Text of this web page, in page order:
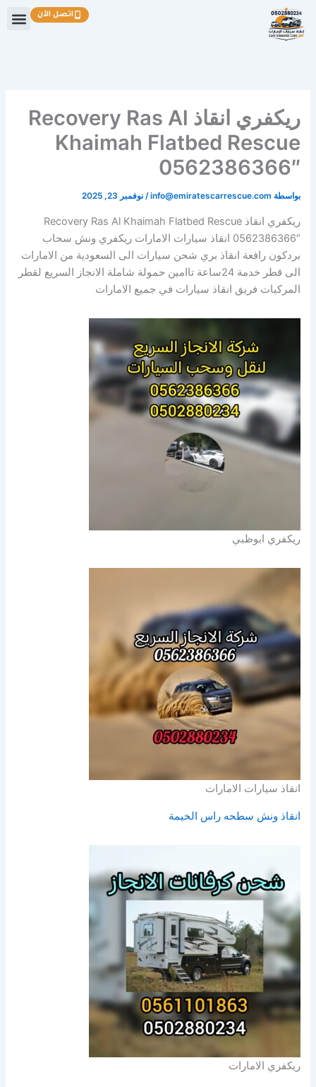
تخطي
إلى
المحتوى
اتصل الآن
ريكفري انقاذ Recovery Ras Al
Khaimah Flatbed Rescue
0562386366″
بواسطة info@emiratescarrescue.com
/نوفمبر 23, 2025
ريكفري انقاذ Recovery Ras Al Khaimah Flatbed Rescue
0562386366″ انقاذ سيارات الامارات ريكفري ونش سحاب
بردكون رافعة انقاذ بري شحن سيارات الى السعودية من الامارات
الى قطر خدمة 24ساعة تاامين حمولة شاملة الانجاز السريع لقطر
المركبات فريق انقاذ سيارات في جميع الامارات
ريكفري ابوظبي
انقاذ سيارات الامارات
انقاذ ونش سطحه راس الخيمة
ريكفري الامارات